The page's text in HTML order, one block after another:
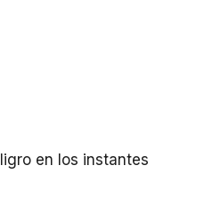
en los instantes